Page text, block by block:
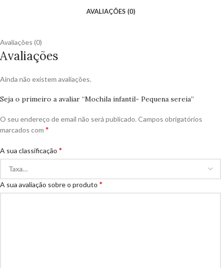
AVALIAÇÕES (0)
Avaliações (0)
Avaliações
Ainda não existem avaliações.
Seja o primeiro a avaliar “Mochila infantil- Pequena sereia”
O seu endereço de email não será publicado. Campos obrigatórios
marcados com *
A sua classificação *
A sua avaliação sobre o produto *